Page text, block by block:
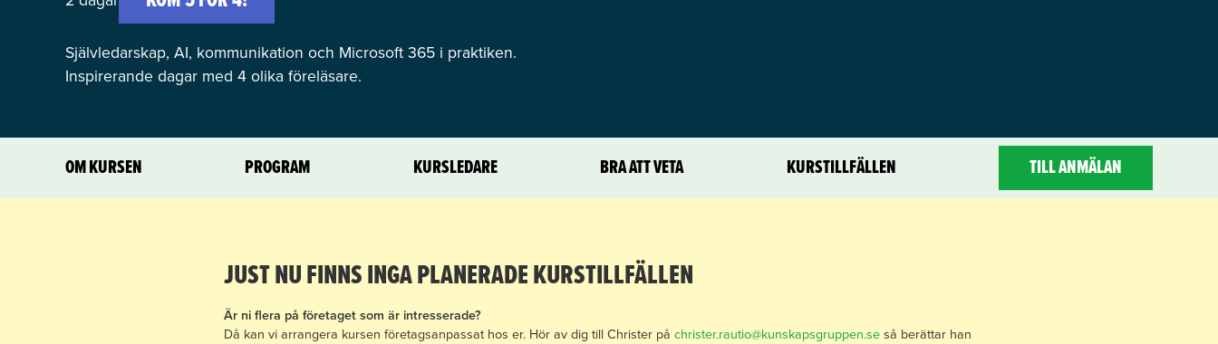
Självledarskap, AI, kommunikation och Microsoft 365 i praktiken.
Inspirerande dagar med 4 olika föreläsare.
OM KURSEN PROGRAM KURSLEDARE BRA ATT VETA KURSTILLFÄLLEN TILL ANMÄLAN
JUST NU FINNS INGA PLANERADE KURSTILLFÄLLEN
Är ni flera på företaget som är intresserade?
Då kan vi arrangera kursen företagsanpassat hos er. Hör av dig till Christer på christer.rautio@kunskapsgruppen.se så berättar han